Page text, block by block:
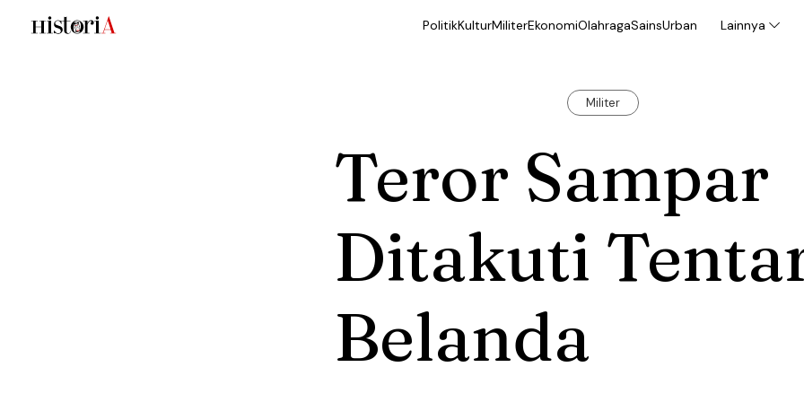
PolitikKulturMiliterEkonomiOlahragaSainsUrban Lainnya
Militer
Teror Sampar
Ditakuti
Belanda